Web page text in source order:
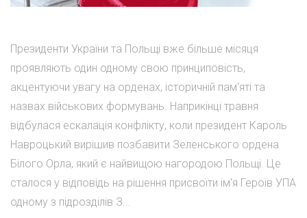
Президенти України та Польщі вже більше місяця
проявляють один одному свою принциповість,
акцентуючи увагу на орденах, історичній пам'яті та
назвах військових формувань. Наприкінці травня
відбулася ескалація конфлікту, коли президент Кароль
Навроцький вирішив позбавити Зеленського ордена
Білого Орла, який є найвищою нагородою Польщі. Це
сталося у відповідь на рішення присвоїти ім'я Героїв УПА
одному з підрозділів З...